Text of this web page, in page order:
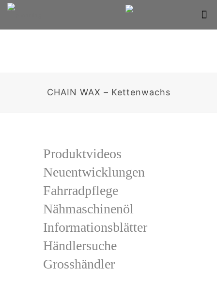
CHAIN WAX – Kettenwachs
Produktvideos
Neuentwicklungen
Fahrradpflege
Nähmaschinenöl
Informationsblätter
Händlersuche
Grosshändler